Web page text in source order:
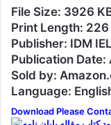
File Size: 3926
Print Length:
Publisher: IDM
Publication Date:
Sold by:
Language:
Download Please